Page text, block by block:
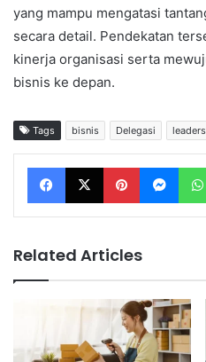
yang mampu mengatasi
secara detail. Pendekatan
kinerja organisasi serta
bisnis ke depan.
Tags bisnis Delegasi
Facebook X Pinterest Messenger
Related Articles